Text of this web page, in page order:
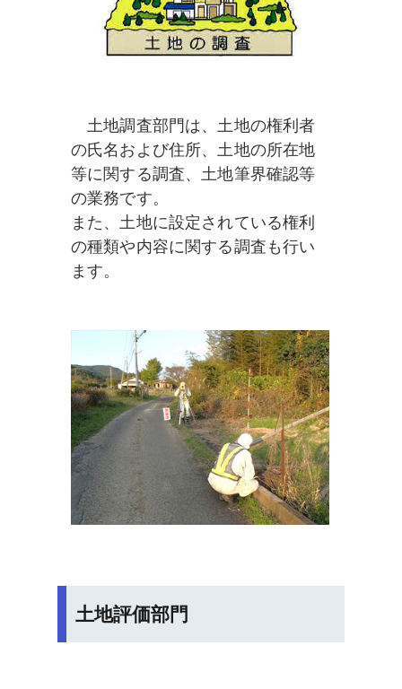
土地調査部門は、土地の権利者
の氏名および住所、土地の所在地
等に関する調査、土地筆界確認等
の業務です。
また、土地に設定されている権利
の種類や内容に関する調査も行い
ます。
土地評価部門